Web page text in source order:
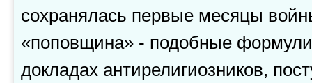
сохранялась первые месяцы
«поповщина» - подобные
докладах антирелигиозников,